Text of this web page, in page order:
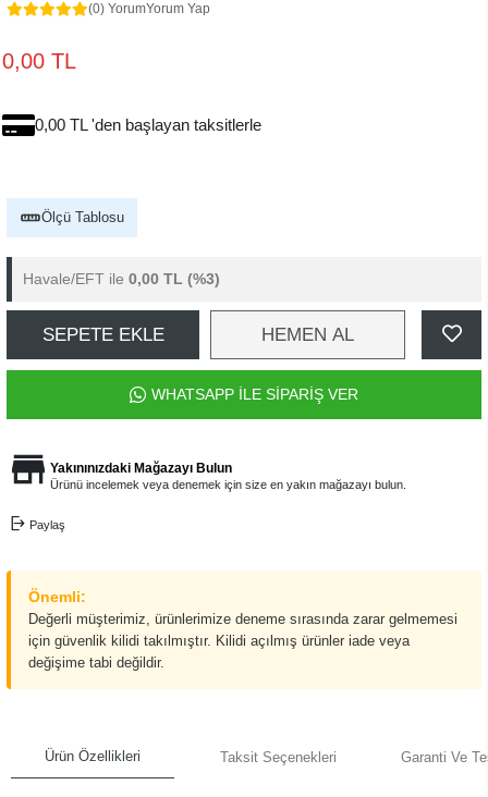
(0) YorumYorum Yap
0,00 TL
0,00 TL 'den başlayan taksitlerle
Ölçü Tablosu
Havale/EFT ile 0,00 TL (%3)
SEPETE EKLE HEMEN AL
WHATSAPP İLE SİPARİŞ VER
Yakınınızdaki Mağazayı Bulun
Ürünü incelemek veya denemek için size en yakın mağazayı bulun.
Paylaş
Önemli:
Değerli müşterimiz, ürünlerimize deneme sırasında zarar gelmemesi
için güvenlik kilidi takılmıştır. Kilidi açılmış ürünler iade veya
değişime tabi değildir.
Ürün Özellikleri Taksit Seçenekleri Garanti Ve